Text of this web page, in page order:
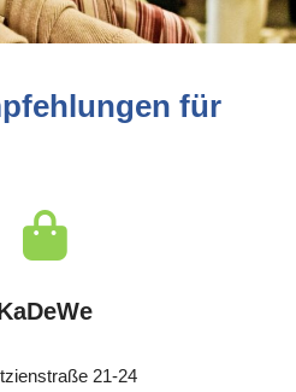
für
21-24